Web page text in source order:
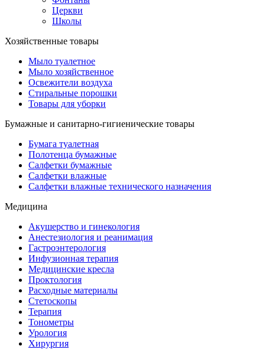
Церкви
Школы
Хозяйственные товары
Мыло туалетное
Мыло хозяйственное
Освежители воздуха
Стиральные порошки
Товары для уборки
Бумажные и санитарно-гигиенические товары
Бумага туалетная
Полотенца бумажные
Салфетки бумажные
Салфетки влажные
Салфетки влажные технического назначения
Медицина
Акушерство и гинекология
Анестезиология и реанимация
Гастроэнтерология
Инфузионная терапия
Медицинские кресла
Проктология
Расходные материалы
Стетоскопы
Терапия
Тонометры
Урология
Хирургия